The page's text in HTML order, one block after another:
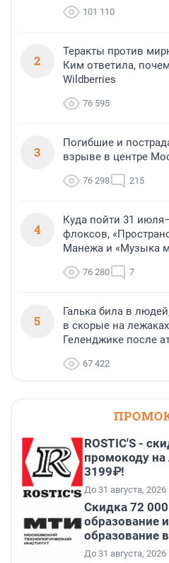
101 110
2
Теракты против
Ким ответила,
Wildberries
76 595
3
Погибшие и
взрыве в центре
76 298 215
4
Куда пойти 31
флоксов,
Манежа и «Музыка
76 280 7
5
Галька била в
в скорые на
Геленджике после
67 422
ROSTIC'S -
промокоду на
3199₽!
До 31 августа, 2026
Скидка 72
образование
образование
До 31 августа, 2026